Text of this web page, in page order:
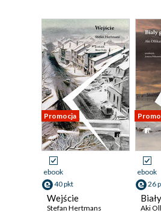
Promocja
ebook
40 pkt
Wejście
Stefan Hertmans
ebook
26
Aki